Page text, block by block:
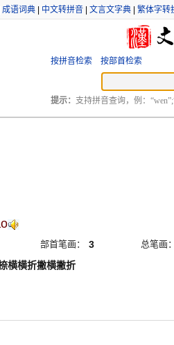
成语词典 中文转拼音 文言文字典 繁体字转
按拼音检索 按部首检索
提示： 支持拼音查询，例：
部首笔画： 3
总笔画
横横折撇横撇折